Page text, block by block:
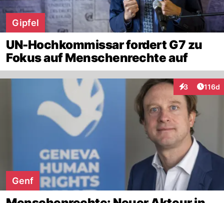
Gipfel
UN-Hochkommissar fordert G7 zu
Fokus auf Menschenrechte auf
3
Interaktionen
116d
Genf